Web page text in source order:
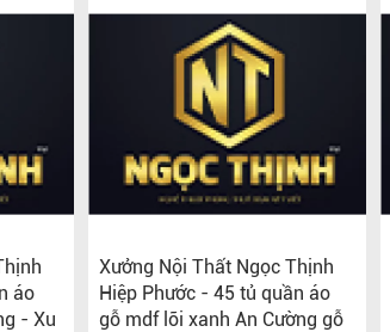
áo
- Xu
Xưởng Nội Thất Ngọc Thịnh
Hiệp Phước - 45 tủ quần áo
gỗ mdf lõi xanh An Cường gỗ